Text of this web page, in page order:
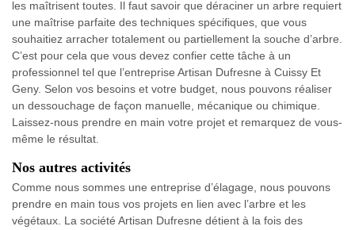
les maîtrisent toutes. Il faut savoir que déraciner un arbre requiert
une maîtrise parfaite des techniques spécifiques, que vous
souhaitiez arracher totalement ou partiellement la souche d’arbre.
C’est pour cela que vous devez confier cette tâche à un
professionnel tel que l’entreprise Artisan Dufresne à Cuissy Et
Geny. Selon vos besoins et votre budget, nous pouvons réaliser
un dessouchage de façon manuelle, mécanique ou chimique.
Laissez-nous prendre en main votre projet et remarquez de vous-
même le résultat.
Nos autres activités
Comme nous sommes une entreprise d’élagage, nous pouvons
prendre en main tous vos projets en lien avec l’arbre et les
végétaux. La société Artisan Dufresne détient à la fois des